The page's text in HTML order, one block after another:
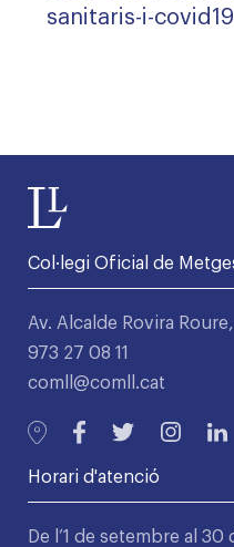
sanitaris-i-
Col·legi Oficial de
Av. Alcalde Rovira
973 27 08 11
comll@comll.cat
Horari d'atenció
De l’1 de setembre al 30